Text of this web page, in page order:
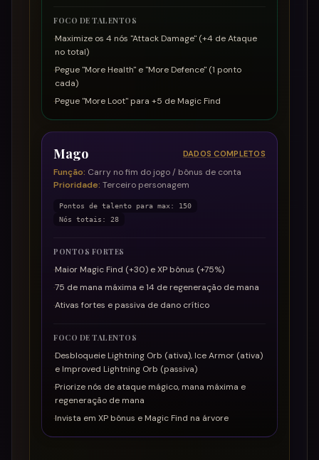
FOCO DE TALENTOS
·Maximize os 4 nós "Attack Damage" (+4 de Ataque
no total)
·Pegue "More Health" e "More Defence" (1 ponto
cada)
·Pegue "More Loot" para +5 de Magic Find
Mago DADOS COMPLETOS
Função: Carry no fim do jogo / bônus de conta
Prioridade: Terceiro personagem
Pontos de talento para max : 150
Nós totais : 28
PONTOS FORTES
·Maior Magic Find (+30) e XP bônus (+75%)
·75 de mana máxima e 14 de regeneração de mana
·Ativas fortes e passiva de dano crítico
FOCO DE TALENTOS
·Desbloqueie Lightning Orb (ativa), Ice Armor (ativa)
e Improved Lightning Orb (passiva)
·Priorize nós de ataque mágico, mana máxima e
regeneração de mana
·Invista em XP bônus e Magic Find na árvore